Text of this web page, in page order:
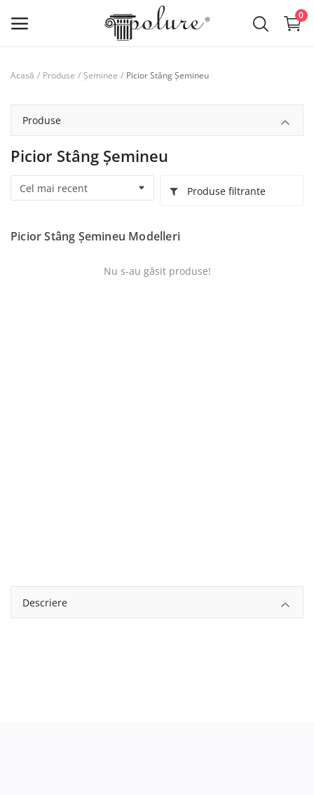
0
lista de dorințe
Contact
Despre noi
Inregistreaza-te
Acasă Produse Șeminee Picior Stâng Șemineu
Produse
Picior Stâng Șemineu
Produse filtrante
Picior Stâng Șemineu Modelleri
Nu s-au găsit produse!
Descriere